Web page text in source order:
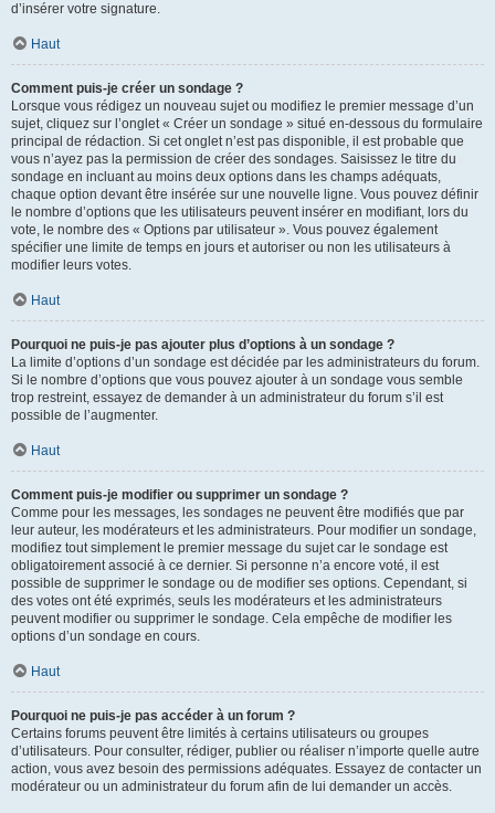
d’insérer votre signature.
Haut
Comment puis-je créer un sondage ?
Lorsque vous rédigez un nouveau sujet ou modifiez le premier message d’un
sujet, cliquez sur l’onglet « Créer un sondage » situé en-dessous du formulaire
principal de rédaction. Si cet onglet n’est pas disponible, il est probable que
vous n’ayez pas la permission de créer des sondages. Saisissez le titre du
sondage en incluant au moins deux options dans les champs adéquats,
chaque option devant être insérée sur une nouvelle ligne. Vous pouvez définir
le nombre d’options que les utilisateurs peuvent insérer en modifiant, lors du
vote, le nombre des « Options par utilisateur ». Vous pouvez également
spécifier une limite de temps en jours et autoriser ou non les utilisateurs à
modifier leurs votes.
Haut
Pourquoi ne puis-je pas ajouter plus d’options à un sondage ?
La limite d’options d’un sondage est décidée par les administrateurs du forum.
Si le nombre d’options que vous pouvez ajouter à un sondage vous semble
trop restreint, essayez de demander à un administrateur du forum s’il est
possible de l’augmenter.
Haut
Comment puis-je modifier ou supprimer un sondage ?
Comme pour les messages, les sondages ne peuvent être modifiés que par
leur auteur, les modérateurs et les administrateurs. Pour modifier un sondage,
modifiez tout simplement le premier message du sujet car le sondage est
obligatoirement associé à ce dernier. Si personne n’a encore voté, il est
possible de supprimer le sondage ou de modifier ses options. Cependant, si
des votes ont été exprimés, seuls les modérateurs et les administrateurs
peuvent modifier ou supprimer le sondage. Cela empêche de modifier les
options d’un sondage en cours.
Haut
Pourquoi ne puis-je pas accéder à un forum ?
Certains forums peuvent être limités à certains utilisateurs ou groupes
d’utilisateurs. Pour consulter, rédiger, publier ou réaliser n’importe quelle autre
action, vous avez besoin des permissions adéquates. Essayez de contacter un
modérateur ou un administrateur du forum afin de lui demander un accès.